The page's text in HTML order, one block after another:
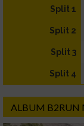
Split 1
Split 2
Split 3
Split 4
ALBUM B2RUN